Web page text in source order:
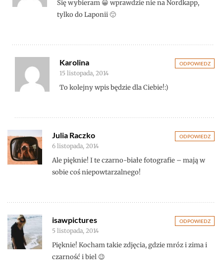
Się wybieram 😀 wprawdzie nie na Nordkapp,
tylko do Laponii 🙂
ODPOWIEDZ
Karolina
15 listopada, 2014
To kolejny wpis będzie dla Ciebie!:)
ODPOWIEDZ
Julia Raczko
6 listopada, 2014
Ale pięknie! I te czarno-białe fotografie – mają w
sobie coś niepowtarzalnego!
ODPOWIEDZ
isawpictures
5 listopada, 2014
Pięknie! Kocham takie zdjęcia, gdzie mróz i zima i
czarność i biel 😉